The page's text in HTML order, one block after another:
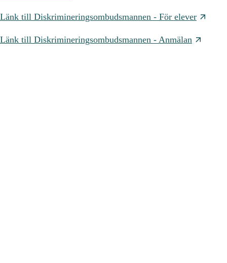
Länk till Diskrimineringsombudsmannen - För elever
Länk till Diskrimineringsombudsmannen - Anmälan